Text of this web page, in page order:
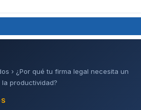
› ¿Por qué tu firma legal necesita un
productividad?